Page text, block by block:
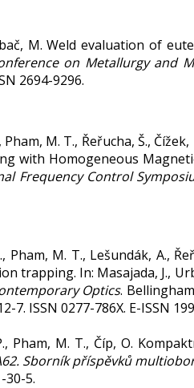
M. Weld evaluation of
on Metallurgy and
2694-9296.
Pham, M. T., Řeřucha, Š.,
with Homogeneous
Frequency Control
Pham, M. T., Lešundák, A.,
trapping. In: Masajada, J.,
Optics.
7. ISSN 0277-786X. E-ISSN
Pham, M. T., Číp, O.
Sborník příspěvků
30-5.